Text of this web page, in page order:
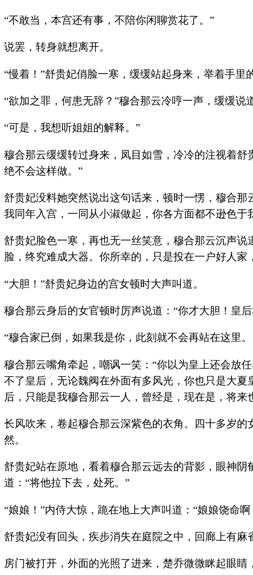
“不敢当，本宫还有事，不陪你闲聊赏花了。”
说罢，转身就想离开。
“慢着！”舒贵妃俏脸一寒，缓缓站起身来，举着手
“欲加之罪，何患无辞？”穆合那云冷哼一声，缓缓
“可是，我想听姐姐的解释。”
穆合那云缓缓转过身来，凤目如雪，冷冷的注视着
绝不会这样做。”
舒贵妃没料她突然说出这句话来，顿时一愣，穆合
我同年入宫，一同从小淑做起，你各方面都不逊色
舒贵妃脸色一寒，再也无一丝笑意，穆合那云沉声
脸，终究难成大器。你所幸的，只是投在一户好人家
“大胆！”舒贵妃身边的宫女顿时大声叫道。
穆合那云身后的女官顿时厉声说道：“你才大胆！皇
“穆合家已倒，如果我是你，此刻就不会再站在这里
穆合那云嘴角牵起，嘲讽一笑：“你以为皇上还会放
不了皇后，无论魏阀在外面有多风光，你也只是大
后，只能是我穆合那云一人，曾经是，现在是，将来
长风吹来，卷起穆合那云深紫色的衣角。四十多岁
然。
舒贵妃站在原地，看着穆合那云远去的背影，眼神
道：“将他拉下去，处死。”
“娘娘！”内侍大惊，跪在地上大声叫道：“娘娘饶命啊
舒贵妃没有回头，疾步消失在庭院之中，回廊上有麻
房门被打开，外面的光照了进来，楚乔微微眯起眼睛